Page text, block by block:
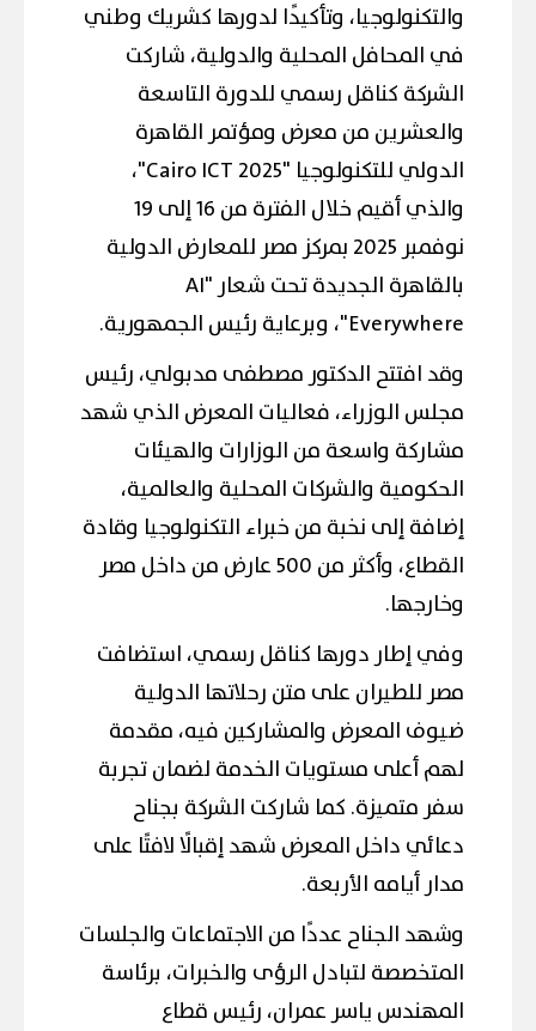
والتكنولوجيا، وتأكيدًا لدورها كشريك وطني
في المحافل المحلية والدولية، شاركت
الشركة كناقل رسمي للدورة التاسعة
والعشرين من معرض ومؤتمر القاهرة
الدولي للتكنولوجيا "Cairo ICT 2025"،
والذي أقيم خلال الفترة من 16 إلى 19
نوفمبر 2025 بمركز مصر للمعارض الدولية
بالقاهرة الجديدة تحت شعار "AI
Everywhere"، وبرعاية رئيس الجمهورية.
وقد افتتح الدكتور مصطفى مدبولي، رئيس
مجلس الوزراء، فعاليات المعرض الذي شهد
مشاركة واسعة من الوزارات والهيئات
الحكومية والشركات المحلية والعالمية،
إضافة إلى نخبة من خبراء التكنولوجيا وقادة
القطاع، وأكثر من 500 عارض من داخل مصر
وخارجها.
وفي إطار دورها كناقل رسمي، استضافت
مصر للطيران على متن رحلاتها الدولية
ضيوف المعرض والمشاركين فيه، مقدمة
لهم أعلى مستويات الخدمة لضمان تجربة
سفر متميزة. كما شاركت الشركة بجناح
دعائي داخل المعرض شهد إقبالًا لافتًا على
مدار أيامه الأربعة.
وشهد الجناح عددًا من الاجتماعات والجلسات
المتخصصة لتبادل الرؤى والخبرات، برئاسة
المهندس ياسر عمران، رئيس قطاع